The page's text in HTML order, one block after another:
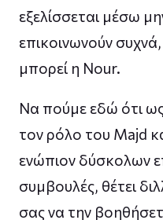
εξελίσσεται μέσω
επικοινωνούν
μπορεί η Nour.
Να πούμε εδώ ότι
τον ρόλο του Majd
ενώπιον δύσκολων
συμβουλές, θέτει
σας να την